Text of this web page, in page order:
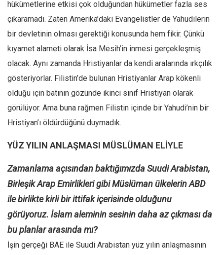
hükümetlerine etkisi çok olduğundan hükümetler fazla ses
çıkaramadı. Zaten Amerika’daki Evangelistler de Yahudilerin
bir devletinin olması gerektiği konusunda hem fikir. Çünkü
kıyamet alameti olarak İsa Mesih’in inmesi gerçekleşmiş
olacak. Aynı zamanda Hristiyanlar da kendi aralarında ırkçılık
gösteriyorlar. Filistin’de bulunan Hristiyanlar Arap kökenli
olduğu için batının gözünde ikinci sınıf Hristiyan olarak
görülüyor. Ama buna rağmen Filistin içinde bir Yahudi’nin bir
Hristiyan’ı öldürdüğünü duymadık.
YÜZ YILIN ANLAŞMASI MÜSLÜMAN ELİYLE
Zamanlama açısından baktığımızda Suudi Arabistan,
Birleşik Arap Emirlikleri gibi Müslüman ülkelerin ABD
ile birlikte kirli bir ittifak içerisinde olduğunu
görüyoruz. İslam aleminin sesinin daha az çıkması da
bu planlar arasında mı?
İşin gerçeği BAE ile Suudi Arabistan yüz yılın anlaşmasının